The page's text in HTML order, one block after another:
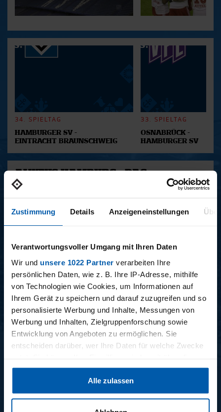
Zustimmung Details Anzeigeneinstellungen
Verantwortungsvoller Umgang mit Ihren Daten
Wir und unsere 1022 Partner verarbeiten Ihre
persönlichen Daten, wie z. B. Ihre IP-Adresse, mithilfe
von Technologien wie Cookies, um Informationen auf
Ihrem Gerät zu speichern und darauf zuzugreifen und so
personalisierte Werbung und Inhalte, Messungen von
Werbung und Inhalten, Zielgruppenforschung sowie
Entwicklung von Angeboten zu ermöglichen. Sie
entscheiden darüber, wer Ihre Daten für welche Zwecke
Cookie-Erklärung oder durch Klicken auf das Privacy
Trigger Symbol ändern oder widerrufen
Alle zulassen
34. SPIELTAG
HAMBURGER SV -
EINTRACHT BRAUNSCHWEIG
33. SPIELTAG
OSNABRÜCK -
HAMBURGER SV
ALWAYS HAMBURG - DAS
BONUSMATERIAL
15.12.2025
15 - STAFF-TALK
11.12.2025
14 - STÜBI
BUNDESLIGA SAISON 2025/2026